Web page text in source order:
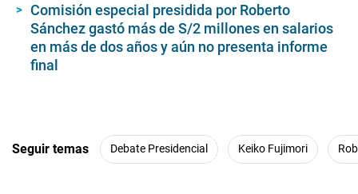
Comisión especial presidida por Roberto
Sánchez gastó más de S/2 millones en salarios
en más de dos años y aún no presenta informe
final
Seguir temas Debate Presidencial Keiko Fujimori